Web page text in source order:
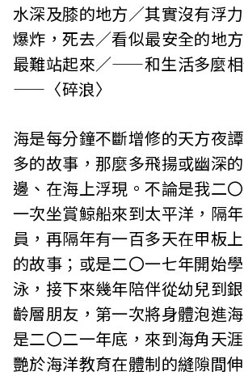
水深及膝的地方／其實沒有浮
爆炸，死去／看似最安全的地
最難站起來／——和生活多麼
——〈碎浪〉
海是每分鐘不斷增修的天方夜
多的故事，那麼多飛揚或幽深
邊、在海上浮現。不論是我二
一次坐賞鯨船來到太平洋，隔
員，再隔年有一百多天在甲板
的故事；或是二〇一七年開始
泳，接下來幾年陪伴從幼兒到
齡層朋友，第一次將身體泡進
是二〇二一年底，來到海角天
艷於海洋教育在體制的縫隙間